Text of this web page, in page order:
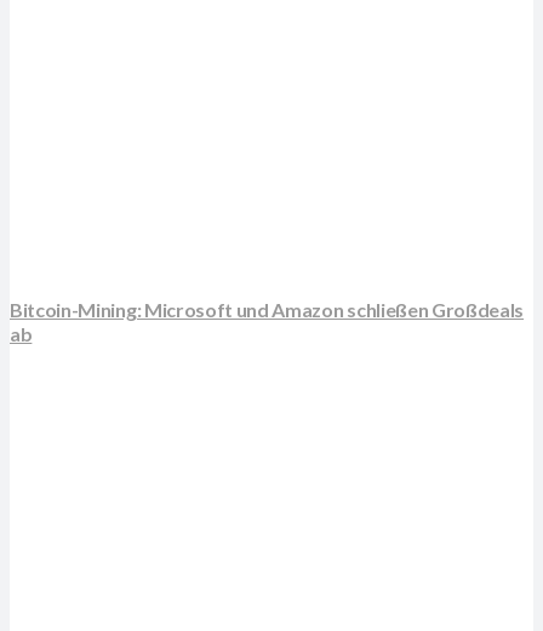
Bitcoin-Mining: Microsoft und Amazon schließen Großdeals
ab